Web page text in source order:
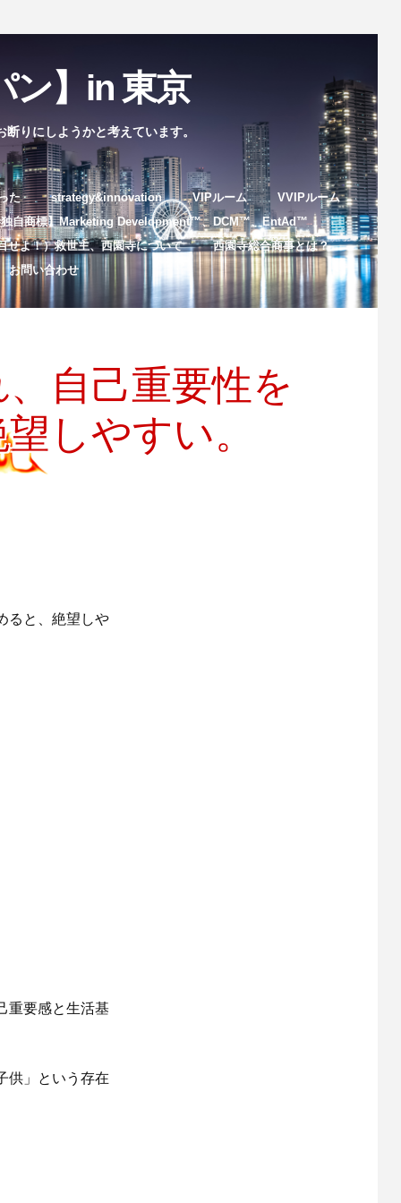
ン】in 東京
りにしようかと考えています。
た strategy&innovation VIPルーム
VVIPルーム
独自商標】Marketing Development™️、DCM™️、EntAd™️
せよ！）救世主、西園寺について
西園寺総合商事とは？
お問い合わせ
自己重要性を
しやすい。
ると、絶望しや
重要感と生活基
供」という存在